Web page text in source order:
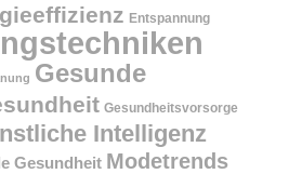
Entspannung
Gesunde
Gesundheitsvorsorge
Intelligenz
Gesundheit Modetrends